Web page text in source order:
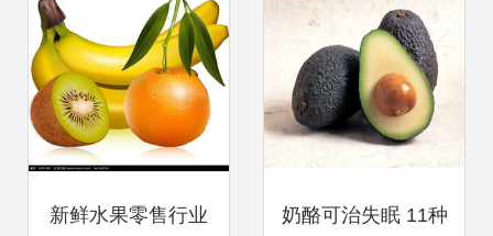
新鲜水果零售行业 奶酪可治失眠 11种